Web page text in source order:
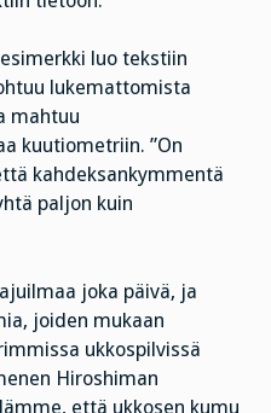
luo tekstiin
lukemattomista
mahtuu
kuutiometriin. ”On
kahdeksankymmentä
paljon kuin
joka päivä, ja
joiden mukaan
ukkospilvissä
Hiroshiman
että ukkosen kumu